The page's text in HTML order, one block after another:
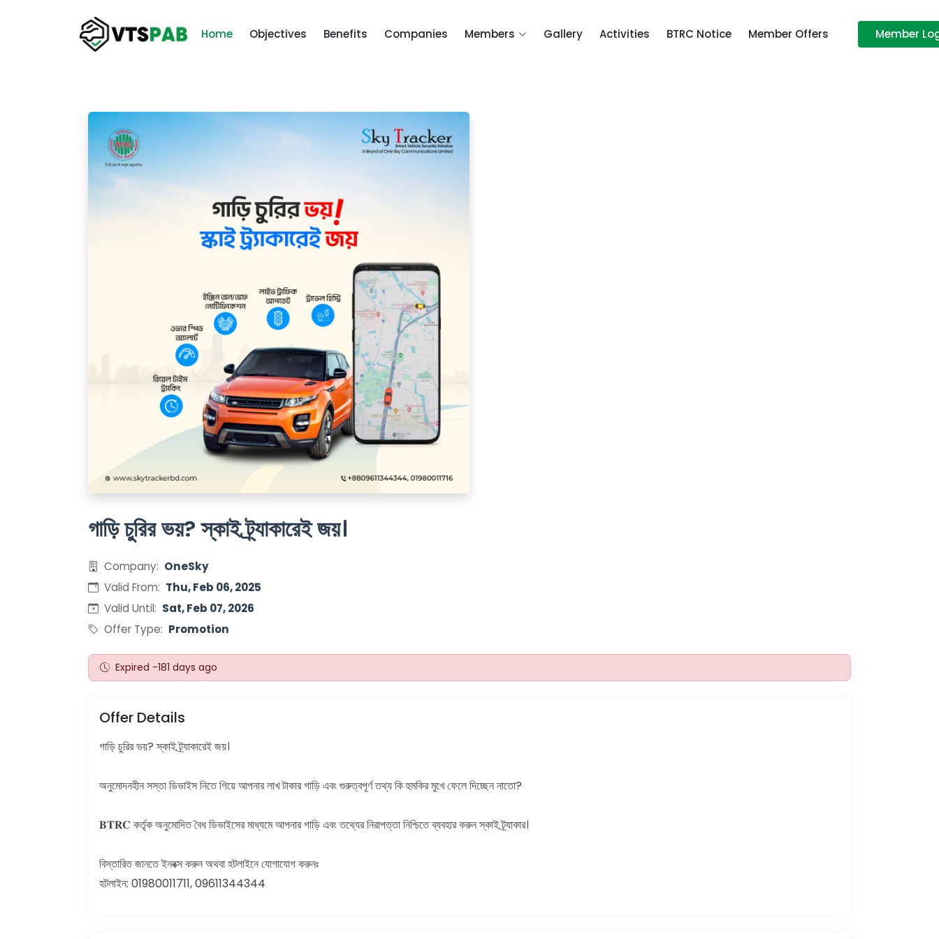
Home Objectives Benefits Companies Members Gallery Activities BTRC Notice Member Offers Member
গাড়ি চুরির ভয়? স্কাই ট্র্যাকারেই জয়।
Company: OneSky
Valid From: Thu, Feb 06, 2025
Valid Until: Sat, Feb 07, 2026
Offer Type: Promotion
Expired -181 days ago
Offer Details
গাড়ি চুরির ভয়? স্কাই ট্র্যাকারেই জয়।
অনুমোদনহীন সস্তা ডিভাইস নিতে গিয়ে আপনার লাখ টাকার গাড়ি এবং গুরুত্বপূর্ণ তথ্য কি হুমকির মুখে ফেলে দিচ্ছেন নাতো?
𝐁𝐓𝐑𝐂 কর্তৃক অনুমোদিত বৈধ ডিভাইসের মাধ্যমে আপনার গাড়ি এবং তথ্যের নিরাপত্তা নিশ্চিতে ব্যবহার করুন স্কাই ট্র্যাকার।
বিস্তারিত জানতে ইনবক্স করুন অথবা হটলাইনে যোগাযোগ করুনঃ
হটলাইন: 01980011711, 09611344344